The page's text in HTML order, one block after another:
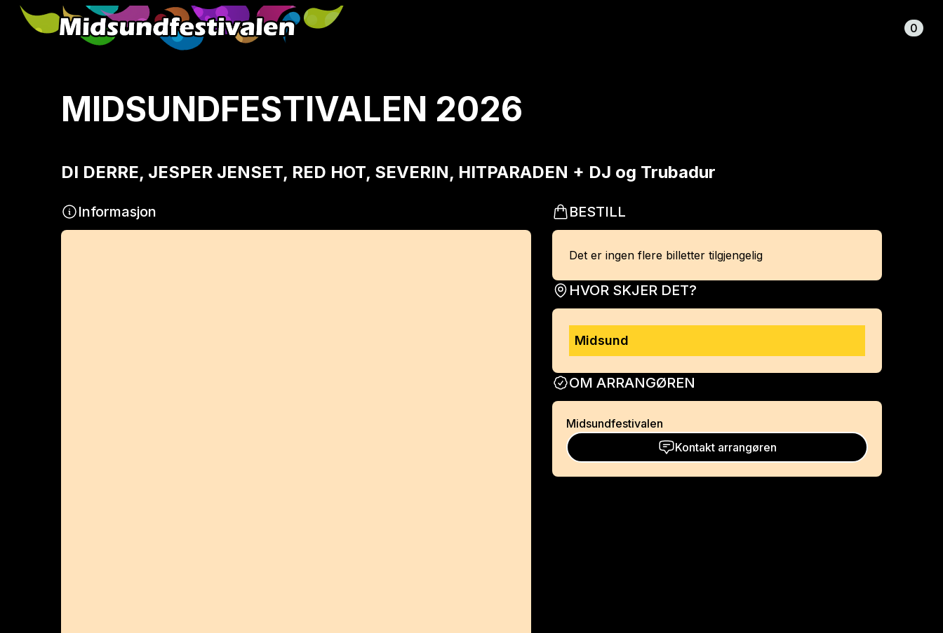
0
MIDSUNDFESTIVALEN 2026
DI DERRE, JESPER JENSET, RED HOT, SEVERIN, HITPARADEN + DJ og Trubadur
Informasjon BESTILL
Det er ingen flere billetter tilgjengelig
HVOR SKJER DET?
Midsund
OM ARRANGØREN
Midsundfestivalen
Kontakt arrangøren